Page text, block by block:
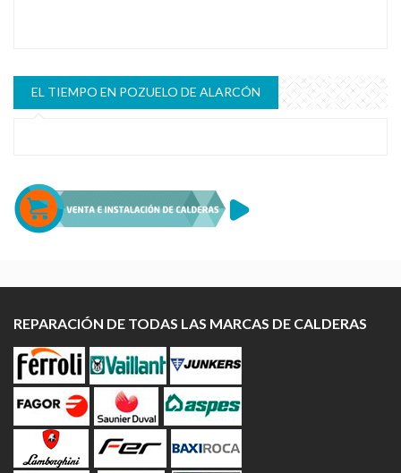
EL TIEMPO EN POZUELO DE ALARCÓN
REPARACIÓN DE TODAS LAS MARCAS DE CALDERAS